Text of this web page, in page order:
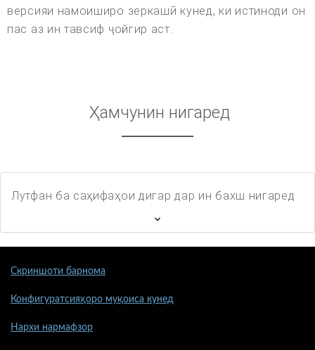
версияи намоиширо зеркашӣ кунед, ки истиноди он
пас аз ин тавсиф ҷойгир аст.
Ҳамчунин нигаред
Лутфан ба саҳифаҳои дигар дар ин бахш нигаред
Скриншоти барнома
Конфигуратсияҳоро муқоиса кунед
Нархи нармафзор